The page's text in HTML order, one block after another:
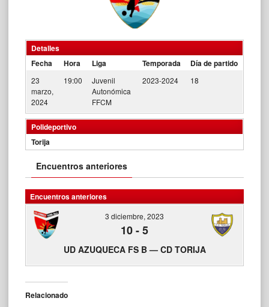
Detalles
Fecha
Hora Liga Temporada Día de partido
23
marzo,
2024
19:00
Juvenil
Autonómica
FFCM
2023-2024 18
Polideportivo
Torija
Encuentros anteriores
Encuentros anteriores
3 diciembre, 2023
10-5
UD AZUQUECA FS B — CD TORIJA
Relacionado